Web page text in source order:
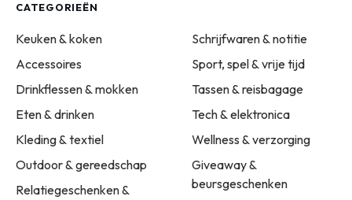
CATEGORIEËN
Keuken & koken
Accessoires
Drinkflessen & mokken
Eten & drinken
Kleding & textiel
Outdoor & gereedschap
Relatiegeschenken &
Schrijfwaren & notitie
Sport, spel & vrije tijd
Tassen & reisbagage
Tech & elektronica
Wellness & verzorging
Giveaway &
beursgeschenken